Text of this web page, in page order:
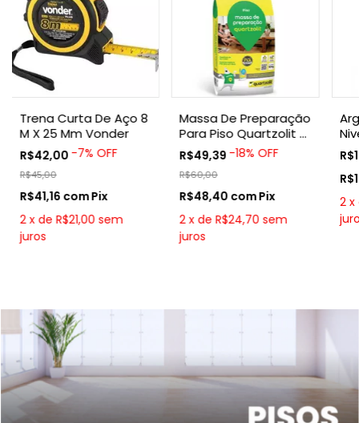
Trena Curta De Aço 8
M X 25 Mm Vonder
R$42,00 -7% OFF
R$45,00
R$41,16 comPix
2 x de R$21,00 sem
juros
Massa De Preparação
Para Piso Quartzolit -
10kg
R$49,39-18%OFF
R$60,00
R$48,40comPix
2 xdeR$24,70 sem
juros
2 x